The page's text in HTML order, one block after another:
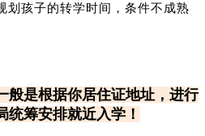
划孩子的转学时间，条件不成熟
般是根据你居住证地址，进行
统筹安排就近入学！